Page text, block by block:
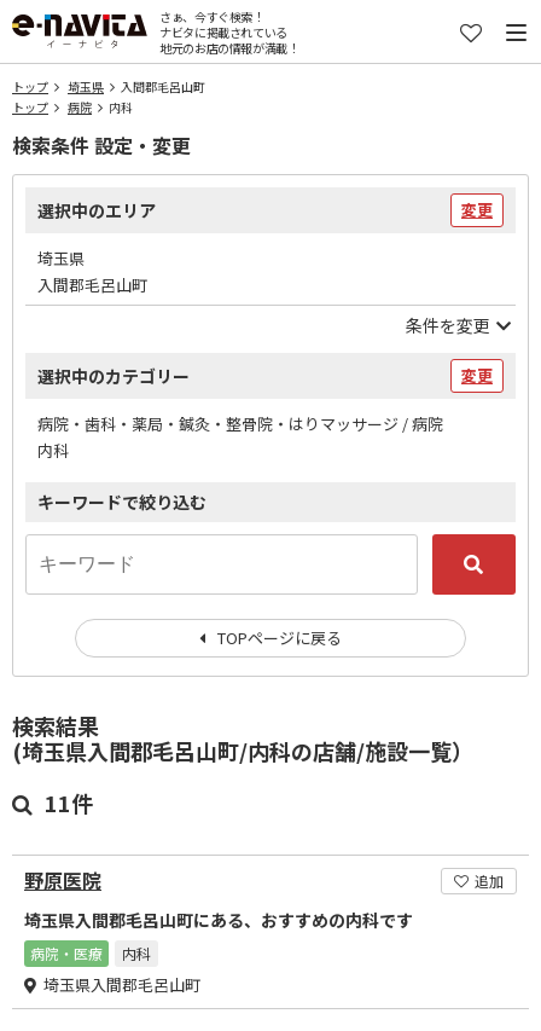
さぁ、今すぐ検索！
ナビタに掲載されている
地元のお店の情報が満載！
トップ 埼玉県
入間郡毛呂山町
トップ
病院 内科
検索結果
(埼玉県入間郡毛呂山町/内科の店舗/施設一覧）
11件
野原医院 追加
埼玉県入間郡毛呂山町にある、おすすめの内科です
病院・医療 内科
埼玉県入間郡毛呂山町
検索条件 設定・変更
選択中のエリア 変更
埼玉県
入間郡毛呂山町
条件を変更
選択中のカテゴリー 変更
病院・歯科・薬局・鍼灸・整骨院・はりマッサージ / 病院
内科
キーワードで絞り込む
TOPページに戻る